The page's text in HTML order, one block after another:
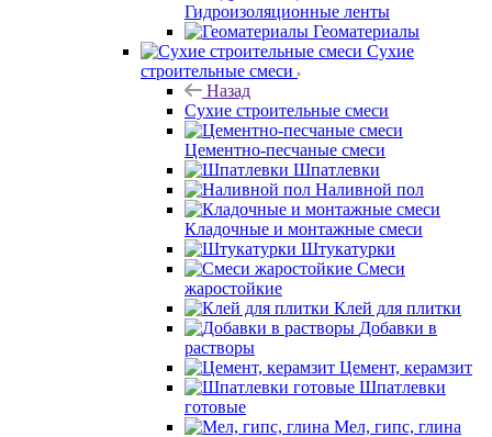
Гидроизоляционные ленты
Геоматериалы
Сухие
строительные смеси
Назад
Сухие строительные смеси
Цементно-песчаные смеси
Шпатлевки
Наливной пол
Кладочные и монтажные смеси
Штукатурки
Смеси
жаростойкие
Клей для плитки
Добавки в
растворы
Цемент, керамзит
Шпатлевки
готовые
Мел, гипс, глина